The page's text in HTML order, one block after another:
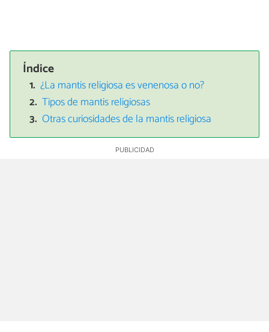
Índice
¿La mantis religiosa es venenosa o no?
Tipos de mantis religiosas
Otras curiosidades de la mantis religiosa